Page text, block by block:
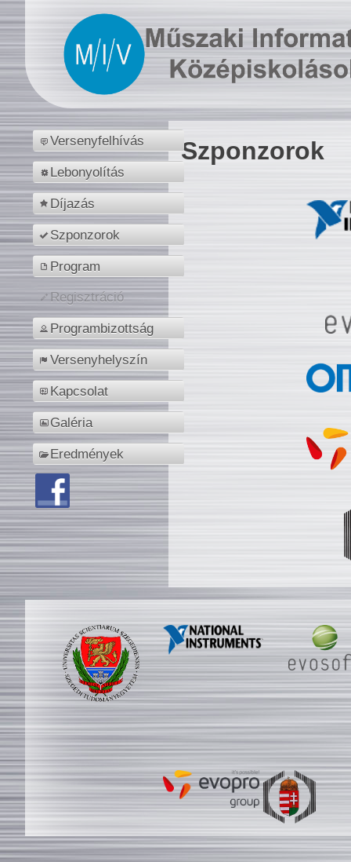
Versenyfelhívás
Lebonyolítás
Díjazás
Szponzorok
Program
Regisztráció
Programbizottság
Versenyhelyszín
Kapcsolat
Galéria
Eredmények
Szponzorok